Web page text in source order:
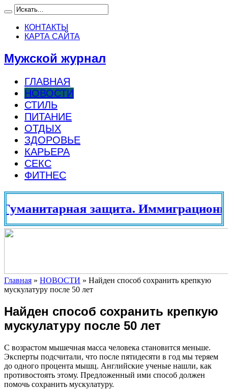
КОНТАКТЫ
КАРТА САЙТА
Мужской журнал
ГЛАВНАЯ
НОВОСТИ
СТИЛЬ
ПИТАНИЕ
ОТДЫХ
ЗДОРОВЬЕ
КАРЬЕРА
СЕКС
ФИТНЕС
защита.
Главная » НОВОСТИ » Найден способ сохранить крепкую
мускулатуру после 50 лет
Найден способ сохранить крепкую
мускулатуру после 50 лет
С возрастом мышечная масса человека становится меньше.
Эксперты подсчитали, что после пятидесяти в год мы теряем
до одного процента мышц. Английские ученые нашли, как
противостоять этому. Предложенный ими способ должен
помочь сохранить мускулатуру.